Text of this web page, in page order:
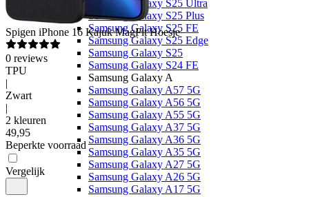
Samsung Galaxy S25 Ultra
Samsung Galaxy S25 Plus
Samsung Galaxy S25 FE
Samsung Galaxy S25 Edge
Samsung Galaxy S25
Samsung Galaxy S24 FE
Samsung Galaxy A
Samsung Galaxy A57 5G
Samsung Galaxy A56 5G
Samsung Galaxy A55 5G
Samsung Galaxy A37 5G
Samsung Galaxy A36 5G
Samsung Galaxy A35 5G
Samsung Galaxy A27 5G
Samsung Galaxy A26 5G
Samsung Galaxy A17 5G
Spigen iPhone 16 Kajuk MagFit Hoesje
0 reviews
TPU
|
Zwart
|
2 kleuren
49,95
Beperkte voorraad
Vergelijk